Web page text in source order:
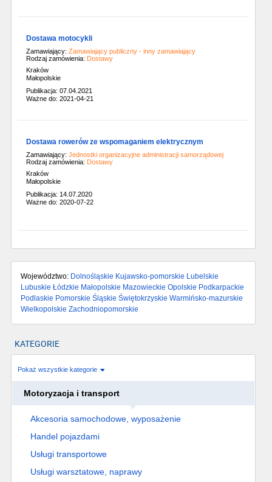
Dostawa motocykli
Zamawiający: Zamawiający publiczny - inny zamawiający
Rodzaj zamówienia: Dostawy
Kraków
Małopolskie
Publikacja: 07.04.2021
Ważne do: 2021-04-21
Dostawa rowerów ze wspomaganiem elektrycznym
Zamawiający: Jednostki organizacyjne administracji samorządowej
Rodzaj zamówienia: Dostawy
Kraków
Małopolskie
Publikacja: 14.07.2020
Ważne do: 2020-07-22
Województwo: Dolnośląskie Kujawsko-pomorskie Lubelskie
Lubuskie Łódzkie Małopolskie Mazowieckie Opolskie Podkarpackie
Podlaskie Pomorskie Śląskie Świętokrzyskie Warmińsko-mazurskie
Wielkopolskie Zachodniopomorskie
KATEGORIE
Pokaż wszystkie kategorie
Motoryzacja i transport
Akcesoria samochodowe, wyposażenie
Handel pojazdami
Usługi transportowe
Usługi warsztatowe, naprawy